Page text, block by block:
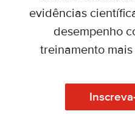
evidências
desempenho
treinamento